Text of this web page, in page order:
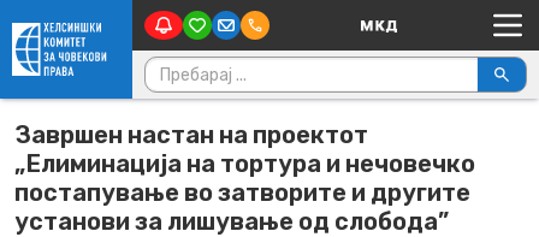
Skip to content Main Navigation
Пребарувај за:
Завршен настан на проектот
„Елиминација на тортура и нечовечко
постапување во затворите и другите
установи за лишување од слобода”